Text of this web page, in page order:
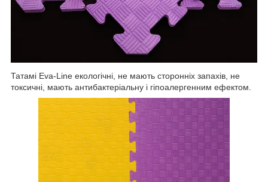
Татамі Eva-Line екологічні, не мають сторонніх запахів, не
токсичні, мають антибактеріальну і гіпоалергенним ефектом.